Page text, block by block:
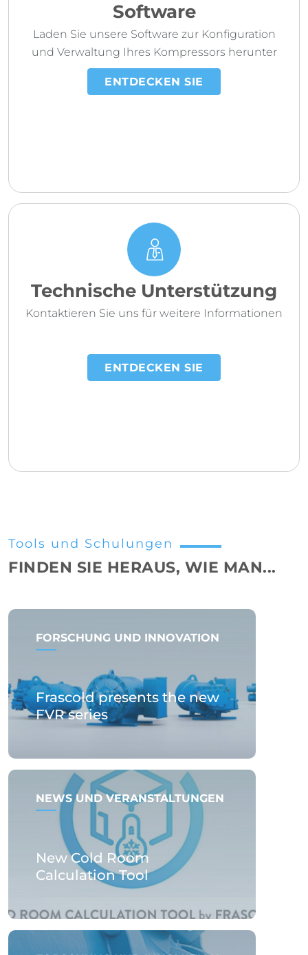
Software
Laden Sie unsere Software zur Konfiguration
und Verwaltung Ihres Kompressors herunter
ENTDECKEN SIE
Technische Unterstützung
Kontaktieren Sie uns für weitere Informationen
ENTDECKEN SIE
Tools und Schulungen
FINDEN SIE HERAUS, WIE MAN...
FORSCHUNG UND INNOVATION
Frascold presents the new
FVR series
NEWS UND VERANSTALTUNGEN
New Cold Room
Calculation Tool